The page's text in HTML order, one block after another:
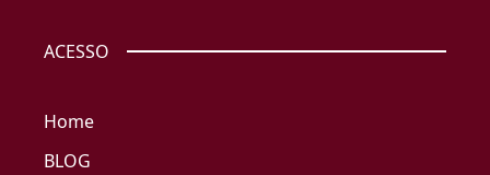
ACESSO
Home
BLOG